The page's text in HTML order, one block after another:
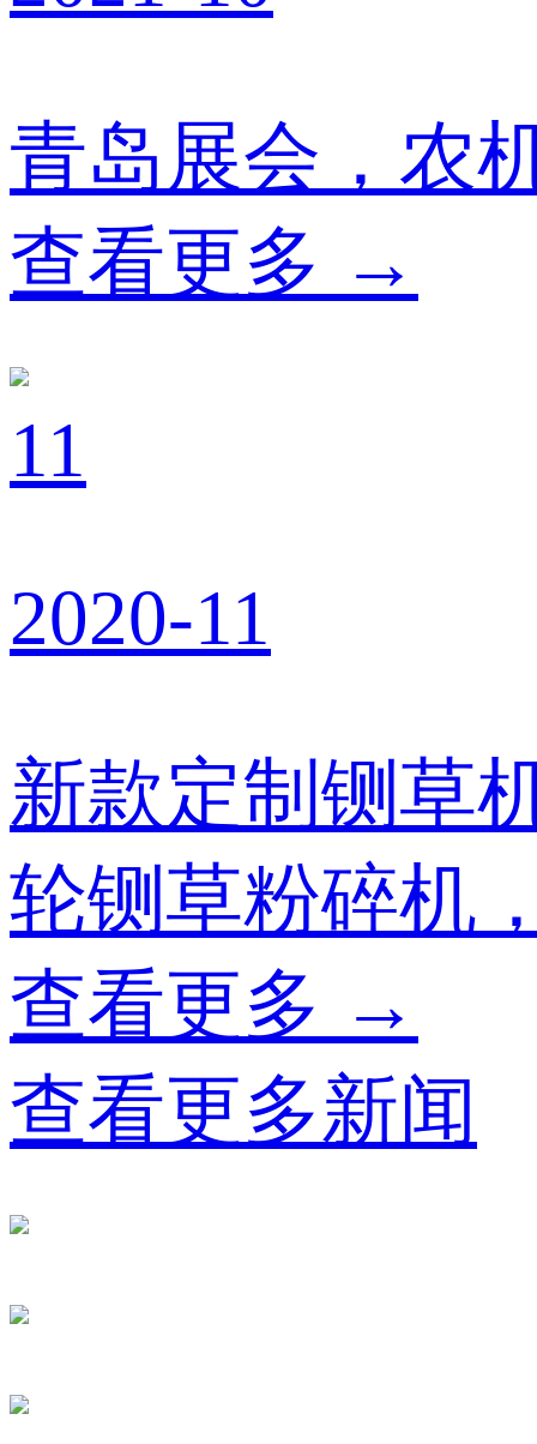
青岛展会，农
查看更多 →
11
2020-11
新款定制铡草
轮铡草粉碎机
查看更多 →
查看更多新闻